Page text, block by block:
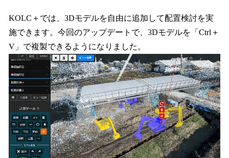
KOLC＋では、3Dモデルを自由に追加して配置検討を実
施できます。今回のアップデートで、3Dモデルを「Ctrl＋
V」で複製できるようになりました。